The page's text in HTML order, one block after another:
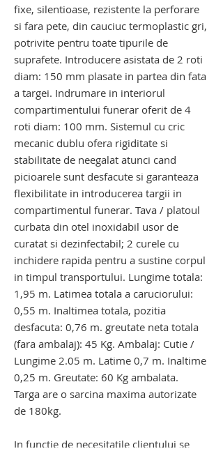
fixe, silentioase, rezistente la perforare
si fara pete, din cauciuc termoplastic gri,
potrivite pentru toate tipurile de
suprafete. Introducere asistata de 2 roti
diam: 150 mm plasate in partea din fata
a targei. Indrumare in interiorul
compartimentului funerar oferit de 4
roti diam: 100 mm. Sistemul cu cric
mecanic dublu ofera rigiditate si
stabilitate de neegalat atunci cand
picioarele sunt desfacute si garanteaza
flexibilitate in introducerea targii in
compartimentul funerar. Tava / platoul
curbata din otel inoxidabil usor de
curatat si dezinfectabil; 2 curele cu
inchidere rapida pentru a sustine corpul
in timpul transportului. Lungime totala:
1,95 m. Latimea totala a caruciorului:
0,55 m. Inaltimea totala, pozitia
desfacuta: 0,76 m. greutate neta totala
(fara ambalaj): 45 Kg. Ambalaj: Cutie /
Lungime 2.05 m. Latime 0,7 m. Inaltime
0,25 m. Greutate: 60 Kg ambalata.
Targa are o sarcina maxima autorizate
de 180kg.
In functie de necesitatile clientului se